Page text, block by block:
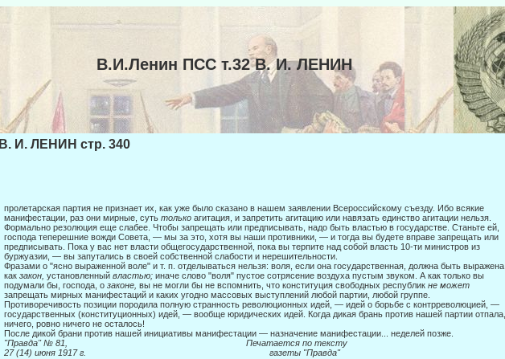
В.И.Ленин ПСС т.32 В. И. ЛЕНИН
В. И. ЛЕНИН стр. 340
пролетарская партия не признает их, как уже было сказано в нашем заявлении Всерос­сийскому съезду. Ибо всякие
манифестации, раз они мирные, суть только агитация, и запретить агитацию или навязать единство агитации нельзя.
Формально резолюция еще слабее. Чтобы запрещать или предписывать, надо быть властью в государстве. Станьте ей,
господа теперешние вожди Совета, — мы за это, хотя вы наши противники, — и тогда вы будете вправе запрещать или
предписывать. Пока у вас нет власти общегосударственной, пока вы терпите над собой власть 10-ти министров из
буржуазии, — вы запутались в своей собственной слабости и нереши­тельности.
Фразами о "ясно выраженной воле" и т. п. отделываться нельзя: воля, если она госу­дарственная, должна быть выражена
как закон, установленный властью; иначе слово "воля" пустое сотрясение воздуха пустым звуком. А как только вы
подумали бы, гос­пода, о законе, вы не могли бы не вспомнить, что конституция свободных республик не может
запрещать мирных манифестаций и каких угодно массовых выступлений лю­бой партии, любой группе.
Противоречивость позиции породила полную странность революционных идей, — идей о борьбе с контрреволюцией, —
государственных (конституционных) идей, — во­обще юридических идей. Когда дикая брань против нашей партии отпала,
ничего, ров­но ничего не осталось!
После дикой брани против нашей инициативы манифестации — назначение манифе­стации... неделей позже.
"Правда" № 81, Печатается по тексту
27 (14) июня 1917 г. газеты "Правда"